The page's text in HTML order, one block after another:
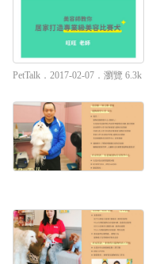
PetTalk ．2017-02-07． 瀏覽 6.3k